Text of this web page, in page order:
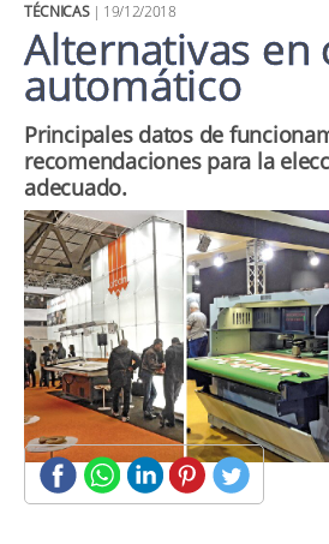
TÉCNICAS| 19/12/2018
Alternativas en
automático
Principales datos de
recomendaciones para la
adecuado.